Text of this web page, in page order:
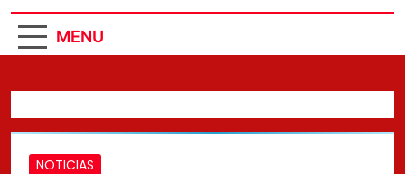
MENU
NOTICIAS